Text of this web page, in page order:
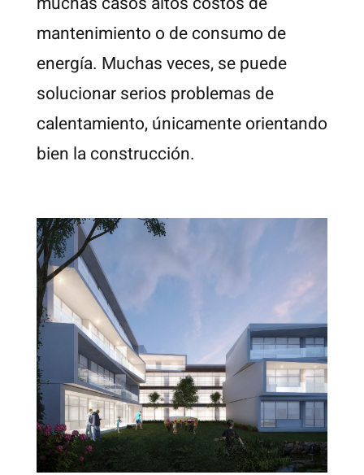
mantenimiento o de consumo de
energía. Muchas veces, se puede
solucionar serios problemas de
calentamiento, únicamente orientando
bien la construcción.